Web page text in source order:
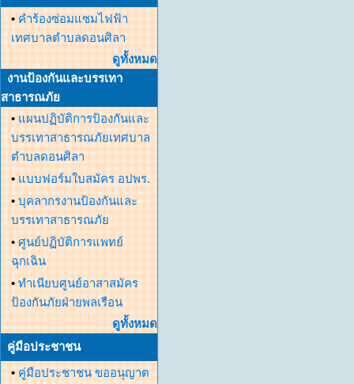
• คำร้องซ่อมแซมไฟฟ้า
เทศบาลตำบลดอนศิลา
ดูทั้งหมด
งานป้องกันและบรรเทา
สาธารณภัย
• แผนปฏิบัติการป้องกันและ
บรรเทาสาธารณภัยเทศบาล
ตำบลดอนศิลา
• แบบฟอร์มใบสมัคร อปพร.
• บุคลากรงานป้องกันและ
บรรเทาสาธารณภัย
• ศูนย์ปฏิบัติการแพทย์
ฉุกเฉิน
• ทำเนียบศูนย์อาสาสมัคร
ป้องกันภัยฝ่ายพลเรือน
ดูทั้งหมด
คู่มือประชาชน
• คู่มือประชาชน ขออนุญาต